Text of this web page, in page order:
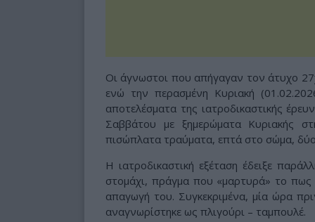
Οι άγνωστοι που απήγαγαν τον άτυχο
ενώ την περασμένη Κυριακή
αποτελέσματα της ιατροδικαστικής
Σαββάτου με ξημερώματα Κυριακής
πισώπλατα τραύματα, επτά στο σώμα, δύο
Η ιατροδικαστική εξέταση έδειξε
στομάχι, πράγμα που «μαρτυρά» το
απαγωγή του. Συγκεκριμένα, μία ώρα
αναγνωρίστηκε ως πλιγούρι – ταμπουλέ.